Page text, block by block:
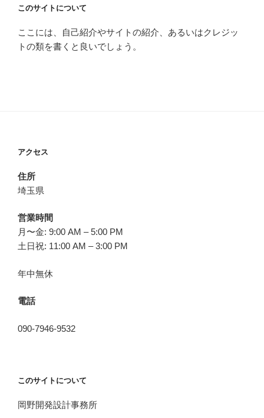
このサイトについて
ここには、自己紹介やサイトの紹介、あるいはクレジッ
トの類を書くと良いでしょう。
アクセス
住所
埼玉県
営業時間
月〜金: 9:00 AM – 5:00 PM
土日祝: 11:00 AM – 3:00 PM
年中無休
電話
090-7946-9532
このサイトについて
岡野開発設計事務所